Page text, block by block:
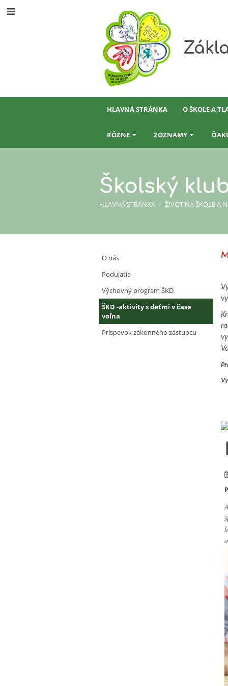
HLAVNÁ STRÁNKA O ŠKOLE A
RÔZNE ZOZNAMY
Školský
HLAVNÁ STRÁNKA / ŽIVOT NA ŠKOLE A
Školský
klub
detí
O nás
Podujatia
Výchovný program ŠKD
ŠKD -aktivity s deťmi v čase
voľna
Príspevok zákonného zástupcu